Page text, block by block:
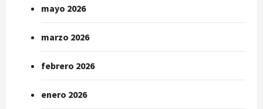
mayo 2026
marzo 2026
febrero 2026
enero 2026